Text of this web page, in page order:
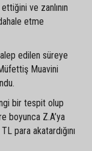
ve zanlının
etme
edilen süreye
Muavini
bir tespit olup
boyunca Z.A’ya
para akatardığını